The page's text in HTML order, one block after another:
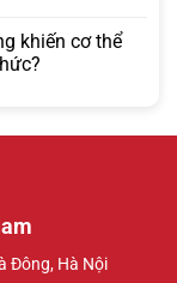
khiến cơ thể
Đông, Hà Nội